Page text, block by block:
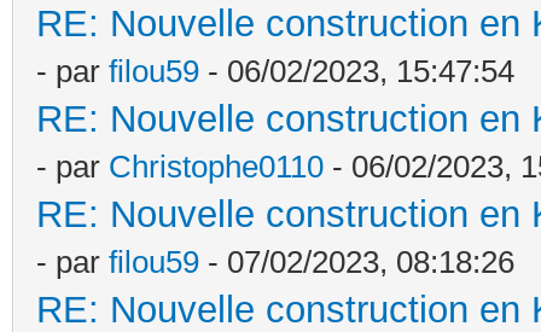
RE: Nouvelle construction
- par filou59 - 06/02/2023, 15:47:54
RE: Nouvelle construction
- par Christophe0110 - 06/02/2023,
RE: Nouvelle construction
- par filou59 - 07/02/2023, 08:18:26
RE: Nouvelle construction